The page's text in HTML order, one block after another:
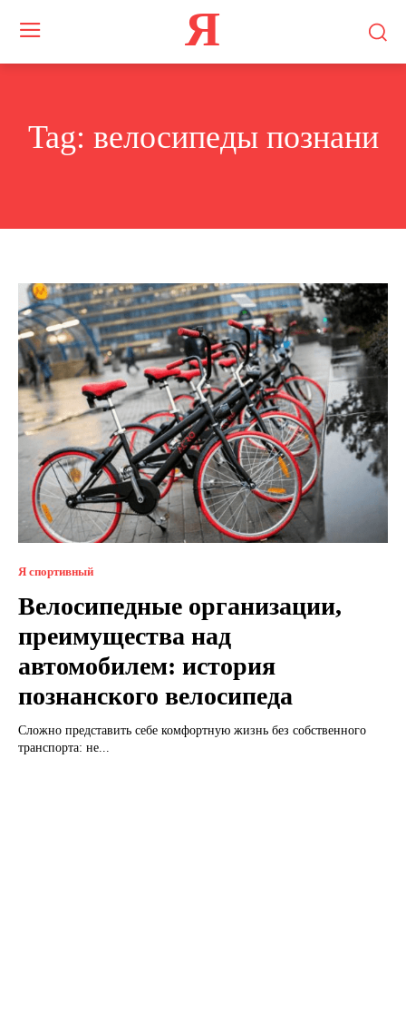
Я
Tag: велосипеды познани
Я спортивный
Велосипедные организации,
преимущества над
автомобилем: история
познанского велосипеда
Сложно представить себе комфортную жизнь без собственного
транспорта: не...